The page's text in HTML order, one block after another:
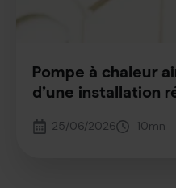
Pompe à chaleur
d’une installation
25/06/2026 10mn